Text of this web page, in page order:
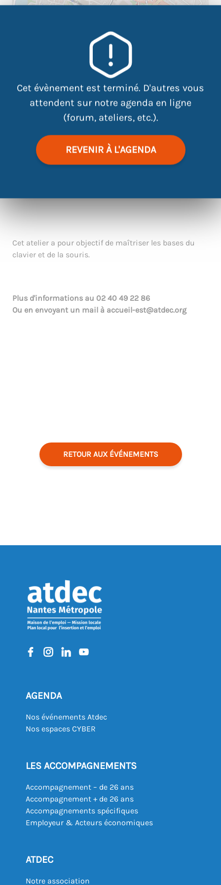
Cet évènement est terminé. D'autres vous
attendent sur notre agenda en ligne
(forum, ateliers, etc.).
REVENIR À L'AGENDA
Fresnel 44300 Nantes
Cet atelier a pour objectif de maîtriser les bases du
clavier et de la souris.
Plus d'informations au 02 40 49 22 86
Ou en envoyant un mail à accueil-est@atdec.org
RETOUR AUX ÉVÉNEMENTS
AGENDA
Nos événements Atdec
Nos espaces CYBER
LES ACCOMPAGNEMENTS
Accompagnement – de 26 ans
Accompagnement + de 26 ans
Accompagnements spécifiques
Employeur & Acteurs économiques
ATDEC
Notre association